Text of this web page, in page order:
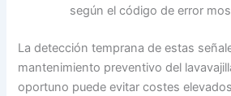
según el código de error
La detección temprana de estas
mantenimiento preventivo del
oportuno puede evitar costes